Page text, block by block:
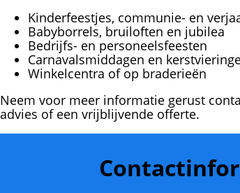
Kinderfeestjes, communie- en
Babyborrels, bruiloften en jubilea
Bedrijfs- en personeelsfeesten
Carnavalsmiddagen en
Winkelcentra of op braderieën
Neem voor meer informatie gerust
advies of een vrijblijvende offerte.